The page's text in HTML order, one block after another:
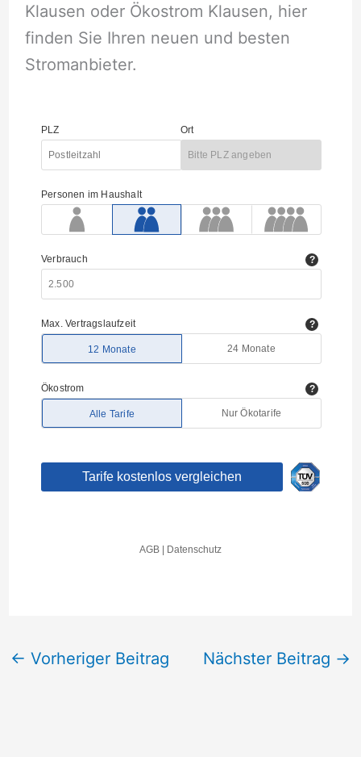
Klausen oder Ökostrom Klausen, hier
finden Sie Ihren neuen und besten
Stromanbieter.
← Vorheriger Beitrag Nächster Beitrag →